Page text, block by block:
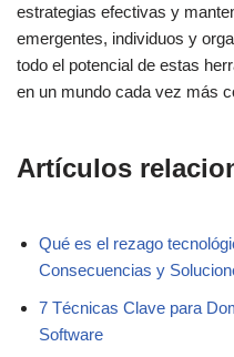
estrategias efectivas y
emergentes, individuos y
todo el potencial de estas
en un mundo cada vez más
Artículos
Qué es el rezago
Consecuencias y
7 Técnicas Clave para
Software